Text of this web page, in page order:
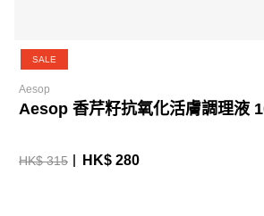
SALE
Aesop
Aesop 香芹籽抗氧化活膚調理液
HK$ 315 HK$ 280